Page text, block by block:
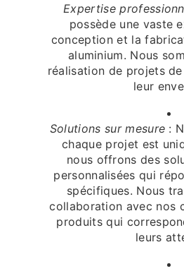
Expertise
possède une vaste
conception et la
aluminium. Nous
réalisation de projets
leur
Solutions sur mesure :
chaque projet est
nous offrons des
personnalisées qui
spécifiques. Nous
collaboration avec nos
produits qui
leurs